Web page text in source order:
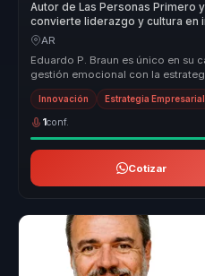
Autor de Las Personas Primero
convierte liderazgo y cultura en
empresas.
AR
Eduardo P. Braun es único en su
gestión emocional con la
valor medible a...
Innovación Estrategia Empresarial
1conf.
Cotizar